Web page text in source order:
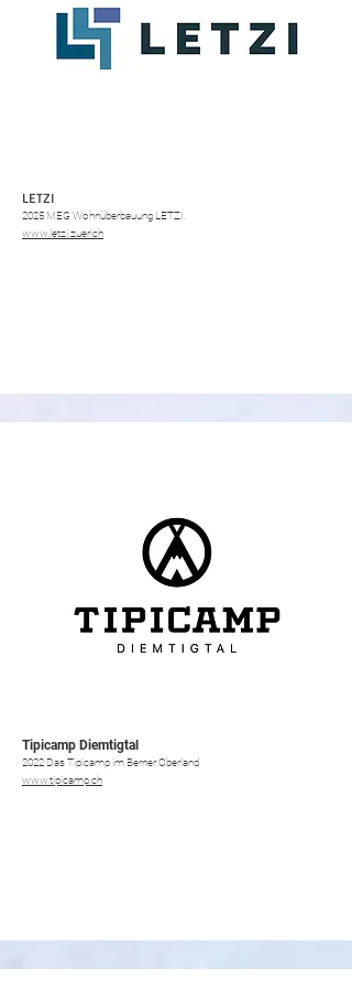
LETZI
2025 MEG Wohnüberbauung LETZI.
www.letzi.zuerich
Tipicamp Diemtigtal
2022 Das Tipicamp im Berner Oberland
www.tipicamp.ch